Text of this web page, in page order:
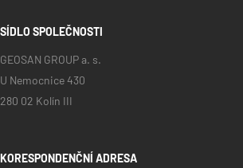
SÍDLO SPOLEČNOSTI
GEOSAN GROUP a. s.
U Nemocnice 430
280 02 Kolín III
KORESPONDENČNÍ ADRESA